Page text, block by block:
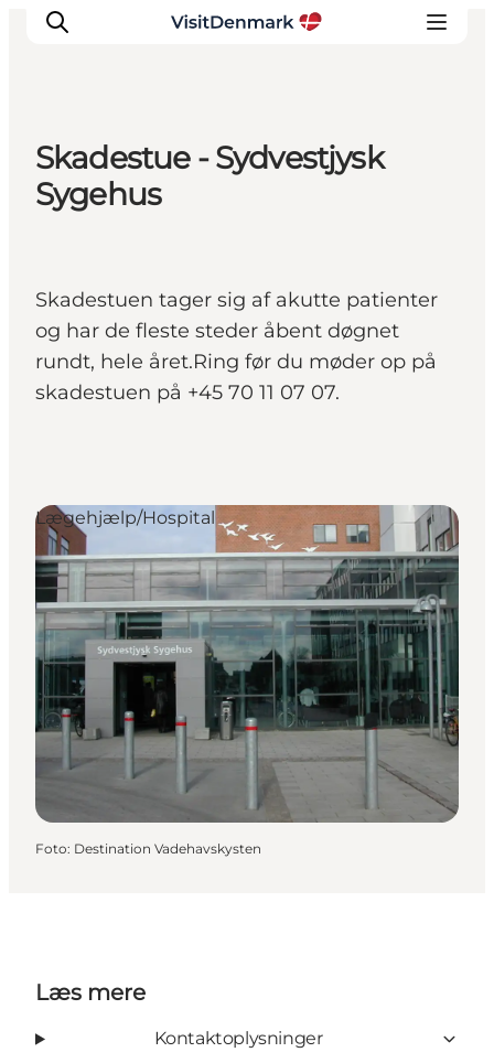
Inspiration
Destinationer
Planlæg ferien
Skadestue - Sydvestjysk
Sygehus
Skadestuen tager sig af akutte patienter
og har de fleste steder åbent døgnet
rundt, hele året.Ring før du møder op på
skadestuen på +45 70 11 07 07.
Lægehjælp/Hospital
Foto: Destination Vadehavskysten
Læs mere
Kontaktoplysninger